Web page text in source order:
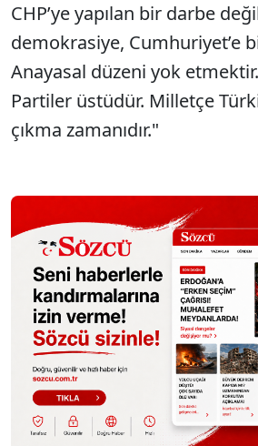
CHP’ye yapılan bir darbe
demokrasiye, Cumhuriyet’e
Anayasal düzeni yok
Partiler üstüdür. Milletçe
çıkma zamanıdır."